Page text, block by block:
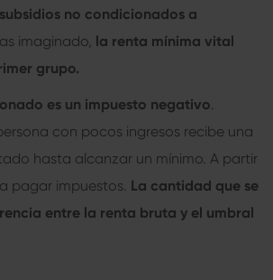
no condicionados a
imaginado, la renta mínima vital
grupo.
es un impuesto negativo
con pocos ingresos recibe una
hasta alcanzar un mínimo. A partir
pagar impuestos. La cantidad que se
entre la renta bruta y el umbral